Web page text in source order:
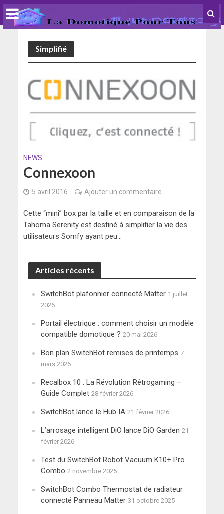
Simplifié
NEWS
Connexoon
5 avril 2016 Ajouter un commentaire
Cette “mini” box par la taille et en comparaison de la
Tahoma Serenity est destiné à simplifier la vie des
utilisateurs Somfy ayant peu...
Articles récents
SwitchBot plafonnier connecté Matter 1 juillet
2026
Portail électrique : comment choisir un modèle
compatible domotique ? 20 mai 2026
Bon plan SwitchBot remises de printemps 7
mars 2026
Recalbox 10 : La Révolution Rétrogaming –
Guide Complet 28 février 2026
SwitchBot lance le Hub IA 21 février 2026
L’arrosage intelligent DiO lance DiO Garden 21
février 2026
Test du SwitchBot Robot Vacuum K10+ Pro
Combo 2 novembre 2025
SwitchBot Combo Thermostat de radiateur
connecté Panneau Matter 31 octobre 2025